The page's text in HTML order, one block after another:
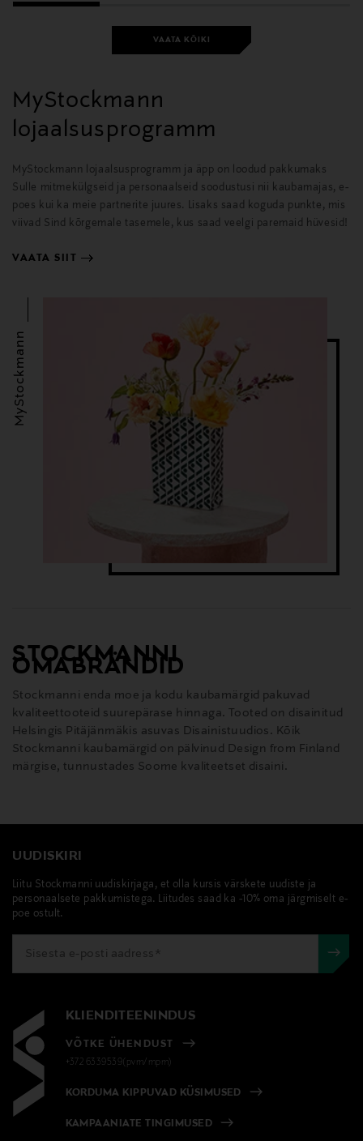
VAATA KÕIKI
MyStockmann
lojaalsusprogramm
MyStockmann lojaalsusprogramm ja äpp on loodud pakkumaks
Sulle mitmekülgseid ja personaalseid soodustusi nii kaubamajas, e-
poes kui ka meie partnerite juures. Lisaks saad koguda punkte, mis
viivad Sind kõrgemale tasemele, kus saad veelgi paremaid hüvesid!
VAATA SIIT
MyStockmann
STOCKMANNI
OMABRÄNDID
Stockmanni enda moe ja kodu kaubamärgid pakuvad
kvaliteettooteid suurepärase hinnaga. Tooted on disainitud
Helsingis Pitäjänmäkis asuvas Disainistuudios. Kõik
Stockmanni kaubamärgid on pälvinud Design from Finland
märgise, tunnustades Soome kvaliteetset disaini.
UUDISKIRI
Liitu Stockmanni uudiskirjaga, et olla kursis värskete uudiste ja
personaalsete pakkumistega. Liitudes saad ka -10% oma järgmiselt e-
poe ostult.
KLIENDITEENINDUS
VÕTKE ÜHENDUST
+372 6339539(pvm/mpm)
KORDUMA KIPPUVAD KÜSIMUSED
KAMPAANIATE TINGIMUSED